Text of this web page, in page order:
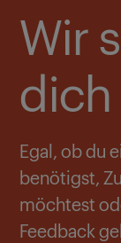
Wir
Egal, ob du
benötigst,
möchtest
Feedback